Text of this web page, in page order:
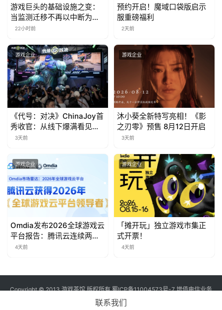
3
0
游
茶
对
接
会
海
站
中
文
游戏巨头的基础设施之变：
当监测迁移不再以中断为代
价22小时前
预约开启！魔域口袋版启示
服重磅福利
2天前
游戏企业
《代号：对决》ChinaJoy首
秀收官：从线下爆满看见玩
家的真实期待
3天前
游戏企业
沐小葵全新特写亮相！《影
之刃零》预售 8月12日开启
3天前
游戏企业
Omdia发布2026全球游戏云
平台报告：腾讯云连续两年
入选“领导者”象限
4天前
游戏企业
「摊开玩」独立游戏市集正
式开票！
4天前
Copyright © 2013 游戏茶馆 版权所有蜀ICP备11004573号-7增值电信业务
经营许可证 川B2-20170060号
联系我们